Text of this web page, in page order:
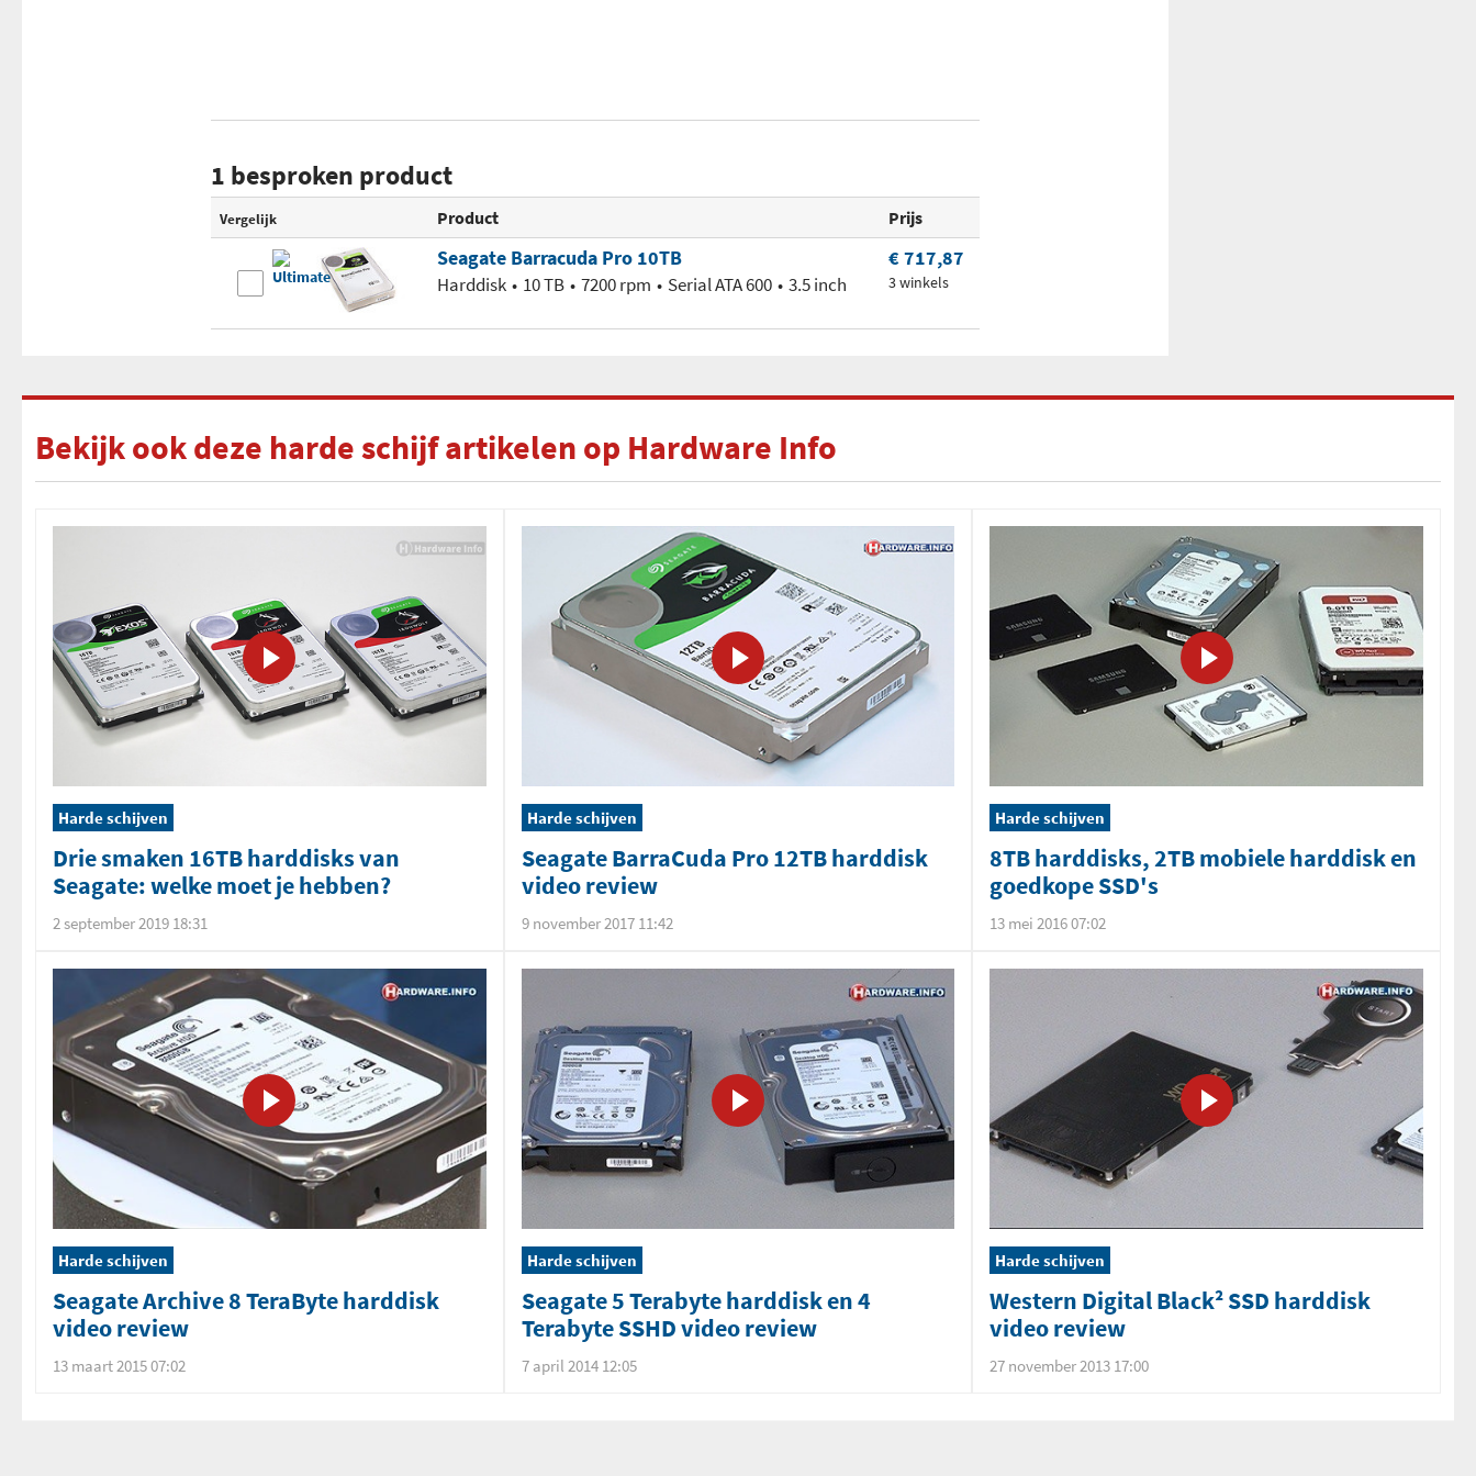
1 besproken product
Vergelijk Product Prijs
Seagate Barracuda Pro 10TB
Harddisk 10 TB 7200 rpm Serial ATA 600 3.5 inch
€ 717,87
3 winkels
Bekijk ook deze harde schijf artikelen op Hardware Info
Harde schijven
Drie smaken 16TB harddisks van
Seagate: welke moet je hebben?
2 september 2019 18:31
Harde schijven
Seagate BarraCuda Pro 12TB harddisk
video review
9 november 2017 11:42
Harde schijven
8TB harddisks, 2TB mobiele harddisk en
goedkope SSD's
13 mei 2016 07:02
Harde schijven
Seagate Archive 8 TeraByte harddisk
video review
13 maart 2015 07:02
Harde schijven
Seagate 5 Terabyte harddisk en 4
Terabyte SSHD video review
7 april 2014 12:05
Harde schijven
Western Digital Black² SSD harddisk
video review
27 november 2013 17:00